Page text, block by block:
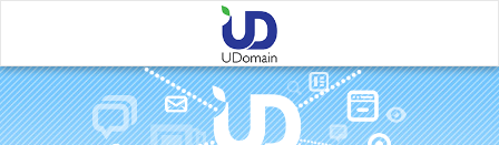
Error
Page